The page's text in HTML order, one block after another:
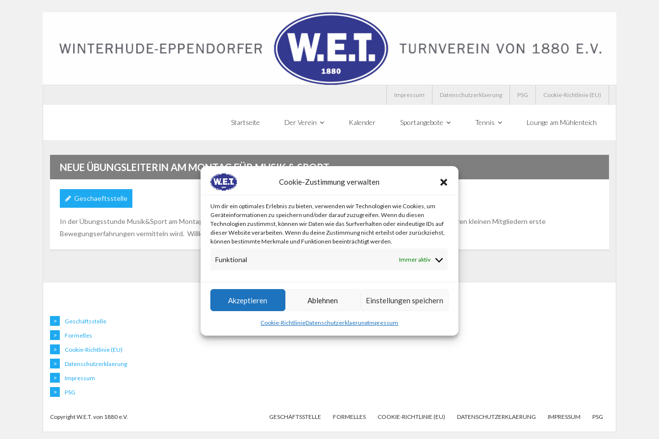
Cookie-Zustimmung verwalten
Um dir ein optimales Erlebnis zu bieten, verwenden wir Technologien wie Cookies, um
Geräteinformationen zu speichern und/oder darauf zuzugreifen. Wenn du diesen
Technologien zustimmst, können wir Daten wie das Surfverhalten oder eindeutige IDs auf
dieser Website verarbeiten. Wenn du deine Zustimmung nicht erteilst oder zurückziehst,
können bestimmte Merkmale und Funktionen beeinträchtigt werden.
Funktional Immer aktiv
Akzeptieren Ablehnen Einstellungen speichern
Cookie-RichtlinieDatenschutzerklaerungImpressum
Impressum Datenschutzerklaerung PSG Cookie-Richtlinie (EU)
Startseite Der Verein Kalender Sportangebote Tennis Lounge am Mühlenteich
NEUE ÜBUNGSLEITERIN AM MONTAG FÜR MUSIK & SPORT
Geschaeftsstelle
In der Übungsstunde Musik&Sport am Montag freuen wir uns sehr über unsere neue Übungsleiterin Julia Alkhateeb, die nun unseren kleinen Mitgliedern erste
Bewegungserfahrungen vermitteln wird. Willkommen liebe Julia und viel Spaß!
Geschäftsstelle
Formelles
Cookie-Richtlinie (EU)
Datenschutzerklaerung
Impressum
PSG
Copyright W.E.T. von 1880 e.V. GESCHÄFTSSTELLE FORMELLES COOKIE-RICHTLINIE (EU) DATENSCHUTZERKLAERUNG IMPRESSUM PSG